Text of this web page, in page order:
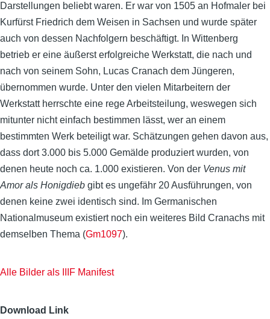
Darstellungen beliebt waren. Er war von 1505 an Hofmaler bei
Kurfürst Friedrich dem Weisen in Sachsen und wurde später
auch von dessen Nachfolgern beschäftigt. In Wittenberg
betrieb er eine äußerst erfolgreiche Werkstatt, die nach und
nach von seinem Sohn, Lucas Cranach dem Jüngeren,
übernommen wurde. Unter den vielen Mitarbeitern der
Werkstatt herrschte eine rege Arbeitsteilung, weswegen sich
mitunter nicht einfach bestimmen lässt, wer an einem
bestimmten Werk beteiligt war. Schätzungen gehen davon aus,
dass dort 3.000 bis 5.000 Gemälde produziert wurden, von
denen heute noch ca. 1.000 existieren. Von der Venus mit
Amor als Honigdieb gibt es ungefähr 20 Ausführungen, von
denen keine zwei identisch sind. Im Germanischen
Nationalmuseum existiert noch ein weiteres Bild Cranachs mit
demselben Thema (Gm1097).
Alle Bilder als IIIF Manifest
Download Link